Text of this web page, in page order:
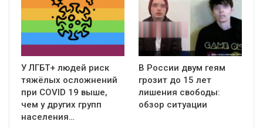
У ЛГБТ+ людей риск
тяжёлых осложнений
при COVID 19 выше,
чем у других групп
населения…
В России двум геям
грозит до 15 лет
лишения свободы:
обзор ситуации